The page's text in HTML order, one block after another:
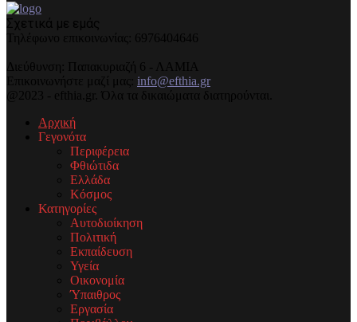
Σχετικά με εμάς
Τηλέφωνo επικοινωνίας: 6976404646
Διεύθυνση: Παπακυριαζή 6 - ΛΑΜΙΑ
Επικοινωνήστε μαζί μας: info@efthia.gr
@2023 - efthia.gr. Όλα τα δικαιώματα διατηρούνται.
Αρχική
Γεγονότα
Περιφέρεια
Φθιώτιδα
Ελλάδα
Κόσμος
Κατηγορίες
Αυτοδιοίκηση
Πολιτική
Εκπαίδευση
Υγεία
Οικονομία
Ύπαιθρος
Εργασία